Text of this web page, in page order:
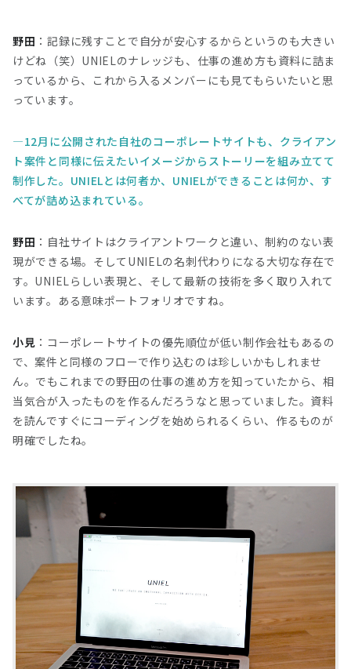
野田 ：記録に残すことで自分が安心するからというのも大きい
けどね（笑）UNIELのナレッジも、仕事の進め方も資料に詰ま
っているから、これから入るメンバーにも見てもらいたいと思
っています。
12月に公開された自社のコーポレートサイトも、クライアン
ト案件と同様に伝えたいイメージからストーリーを組み立てて
制作した。UNIELとは何者か、UNIELができることは何か、す
べてが詰め込まれている。
野田 ：自社サイトはクライアントワークと違い、制約のない表
現ができる場。そしてUNIELの名刺代わりになる大切な存在で
す。UNIELらしい表現と、そして最新の技術を多く取り入れて
います。ある意味ポートフォリオですね。
小見 ：コーポレートサイトの優先順位が低い制作会社もあるの
で、案件と同様のフローで作り込むのは珍しいかもしれませ
ん。でもこれまでの野田の仕事の進め方を知っていたから、相
当気合が入ったものを作るんだろうなと思っていました。資料
を読んですぐにコーディングを始められるくらい、作るものが
明確でしたね。